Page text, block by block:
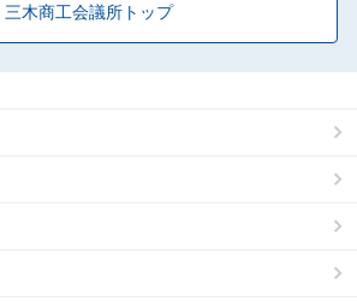
三木商工会議所トップ